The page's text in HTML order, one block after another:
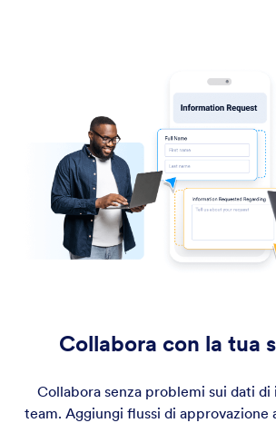
Collabora con la tua
Collabora senza problemi sui dati
team. Aggiungi flussi di approvazione